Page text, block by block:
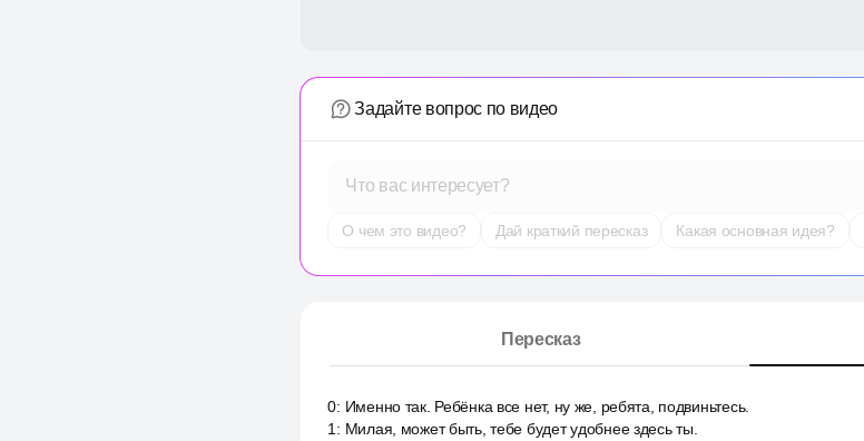
Задайте вопрос по видео
Что вас интересует?
О чем это видео? Дай краткий пересказ Какая основная идея?
Пересказ
0: Именно так. Ребёнка все нет, ну же, ребята, подвиньтесь.
1 : Милая, может быть, тебе будет удобнее здесь ты.